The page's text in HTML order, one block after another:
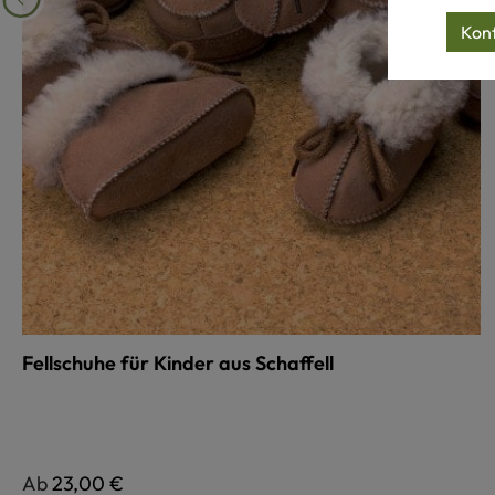
Fellschuhe für Kinder aus Schaffell
Regulärer Preis:
Ab23,00 €